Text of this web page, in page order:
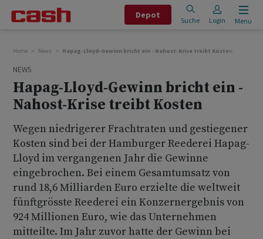
Depot
Suche Login Menu
Home News Hapag-Lloyd-Gewinn bricht ein - Nahost-Krise treibt Kosten
NEWS
Hapag-Lloyd-Gewinn bricht ein -
Nahost-Krise treibt Kosten
Wegen niedrigerer Frachtraten und gestiegener
Kosten sind bei der Hamburger Reederei Hapag-
Lloyd im vergangenen Jahr die Gewinne
eingebrochen. Bei einem Gesamtumsatz von
rund 18,6 Milliarden Euro erzielte die weltweit
fünftgrösste Reederei ein Konzernergebnis von
924 Millionen Euro, wie das Unternehmen
mitteilte. Im Jahr zuvor hatte der Gewinn bei